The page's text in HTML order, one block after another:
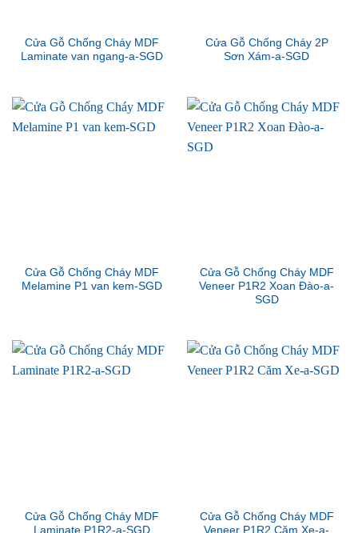
Cửa Gỗ Chống Cháy MDF
Laminate van ngang-a-SGD
Cửa Gỗ Chống Cháy 2P
Sơn Xám-a-SGD
Cửa Gỗ Chống Cháy MDF
Melamine P1 van kem-SGD
Cửa Gỗ Chống Cháy MDF
Veneer P1R2 Xoan Đào-a-
SGD
Cửa Gỗ Chống Cháy MDF
Laminate P1R2-a-SGD
Cửa Gỗ Chống Cháy MDF
Veneer P1R2 Căm Xe-a-